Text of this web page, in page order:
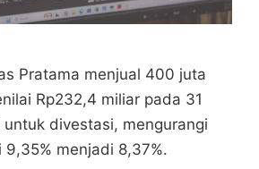
Pratama menjual 400 juta
Rp232,4 miliar pada 31
divestasi, mengurangi
9,35% menjadi 8,37%.